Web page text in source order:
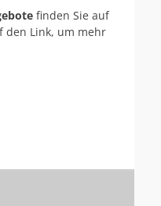
finden Sie auf
den Link, um mehr